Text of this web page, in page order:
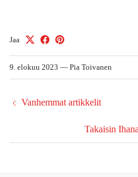
Jaa
9. elokuu 2023 — Pia Toivanen
Vanhemmat artikkelit
Takaisin